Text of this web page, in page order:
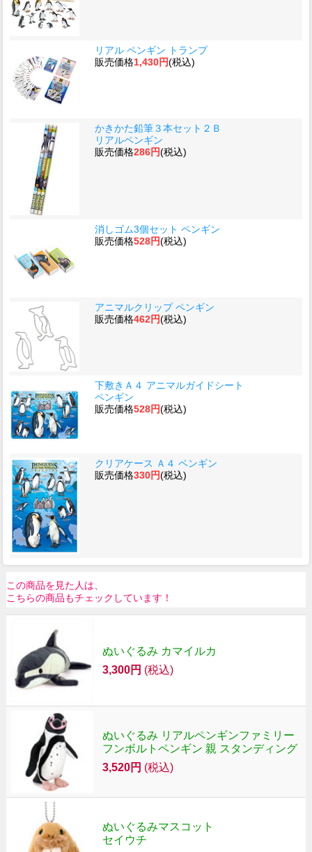
リアル ペンギン トランプ
販売価格1,430円(税込)
かきかた鉛筆３本セット２Ｂ
リアルペンギン
販売価格286円(税込)
消しゴム3個セット ペンギン
販売価格528円(税込)
アニマルクリップ ペンギン
販売価格462円(税込)
下敷きＡ４ アニマルガイドシート
ペンギン
販売価格528円(税込)
クリアケース Ａ４ ペンギン
販売価格330円(税込)
この商品を見た人は、
こちらの商品もチェックしています！
ぬいぐるみ カマイルカ
3,300円 (税込)
ぬいぐるみ リアルペンギンファミリー
フンボルトペンギン 親 スタンディング
3,520円 (税込)
ぬいぐるみマスコット
セイウチ